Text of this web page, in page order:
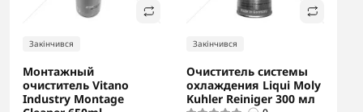
Закінчився
Монтажный
очиститель Vitano
Industry Montage
Закінчився
Очиститель системы
охлаждения Liqui Moly
Kuhler Reiniger 300 мл